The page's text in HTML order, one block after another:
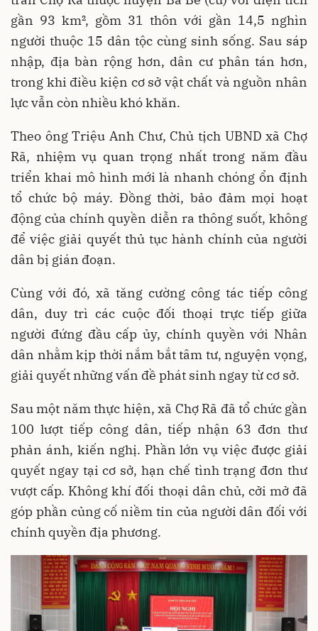
gần 93 km², gồm 31 thôn với gần 14,5 nghìn
người thuộc 15 dân tộc cùng sinh sống. Sau sáp
nhập, địa bàn rộng hơn, dân cư phân tán hơn,
trong khi điều kiện cơ sở vật chất và nguồn nhân
lực vẫn còn nhiều khó khăn.
Theo ông Triệu Anh Chư, Chủ tịch UBND xã Chợ
Rã, nhiệm vụ quan trọng nhất trong năm đầu
triển khai mô hình mới là nhanh chóng ổn định
tổ chức bộ máy. Đồng thời, bảo đảm mọi hoạt
động của chính quyền diễn ra thông suốt, không
để việc giải quyết thủ tục hành chính của người
dân bị gián đoạn.
Cùng với đó, xã tăng cường công tác tiếp công
dân, duy trì các cuộc đối thoại trực tiếp giữa
người đứng đầu cấp ủy, chính quyền với Nhân
dân nhằm kịp thời nắm bắt tâm tư, nguyện vọng,
giải quyết những vấn đề phát sinh ngay từ cơ sở.
Sau một năm thực hiện, xã Chợ Rã đã tổ chức gần
100 lượt tiếp công dân, tiếp nhận 63 đơn thư
phản ánh, kiến nghị. Phần lớn vụ việc được giải
quyết ngay tại cơ sở, hạn chế tình trạng đơn thư
vượt cấp. Không khí đối thoại dân chủ, cởi mở đã
góp phần củng cố niềm tin của người dân đối với
chính quyền địa phương.